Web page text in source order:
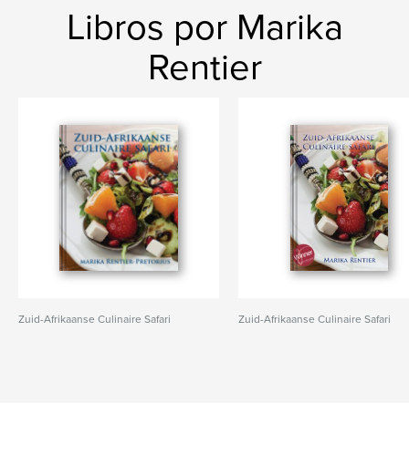
Libros por Marika
Rentier
Zuid-Afrikaanse Culinaire Safari Zuid-Afrikaanse Culinaire Safari